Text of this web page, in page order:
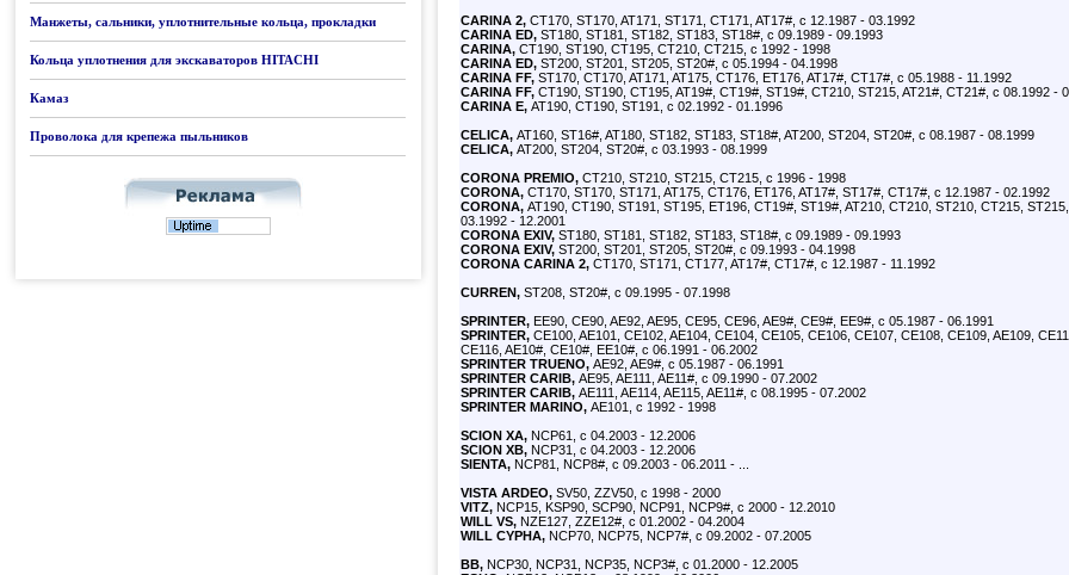
Манжеты, сальники, уплотнительные кольца, прокладки
Кольца уплотнения для экскаваторов HITACHI
Камаз
Проволока для крепежа пыльников
CARINA 2, CT170, ST170, AT171, ST171, CT171, AT17#, с 12.1987 - 03.1992
CARINA ED, ST180, ST181, ST182, ST183, ST18#, с 09.1989 - 09.1993
CARINA, CT190, ST190, CT195, CT210, CT215, с 1992 - 1998
CARINA ED, ST200, ST201, ST205, ST20#, с 05.1994 - 04.1998
CARINA FF, ST170, CT170, AT171, AT175, CT176, ET176, AT17#, CT17#, с 05.1988 - 11.1992
CARINA FF, CT190, ST190, CT195, AT19#, CT19#, ST19#, CT210, ST215, AT21#, CT21#, с 08.1992 -
CARINA E, AT190, CT190, ST191, с 02.1992 - 01.1996
CELICA, AT160, ST16#, AT180, ST182, ST183, ST18#, AT200, ST204, ST20#, с 08.1987 - 08.1999
CELICA, AT200, ST204, ST20#, с 03.1993 - 08.1999
CORONA PREMIO, CT210, ST210, ST215, CT215, с 1996 - 1998
CORONA, CT170, ST170, ST171, AT175, CT176, ET176, AT17#, ST17#, CT17#, с 12.1987 - 02.1992
CORONA, AT190, CT190, ST191, ST195, ET196, CT19#, ST19#, AT210, CT210, ST210, CT215,
03.1992 - 12.2001
CORONA EXIV, ST180, ST181, ST182, ST183, ST18#, с 09.1989 - 09.1993
CORONA EXIV, ST200, ST201, ST205, ST20#, с 09.1993 - 04.1998
CORONA CARINA 2, CT170, ST171, CT177, AT17#, CT17#, с 12.1987 - 11.1992
CURREN, ST208, ST20#, с 09.1995 - 07.1998
SPRINTER, EE90, CE90, AE92, AE95, CE95, CE96, AE9#, CE9#, EE9#, с 05.1987 - 06.1991
SPRINTER, CE100, AE101, CE102, AE104, CE104, CE105, CE106, CE107, CE108, CE109, AE109,
CE116, AE10#, CE10#, EE10#, с 06.1991 - 06.2002
SPRINTER TRUENO, AE92, AE9#, с 05.1987 - 06.1991
SPRINTER CARIB, AE95, AE111, AE11#, с 09.1990 - 07.2002
SPRINTER CARIB, AE111, AE114, AE115, AE11#, с 08.1995 - 07.2002
SPRINTER MARINO, AE101, с 1992 - 1998
SCION XA, NCP61, с 04.2003 - 12.2006
SCION XB, NCP31, с 04.2003 - 12.2006
SIENTA, NCP81, NCP8#, с 09.2003 - 06.2011 - ...
VISTA ARDEO, SV50, ZZV50, с 1998 - 2000
VITZ, NCP15, KSP90, SCP90, NCP91, NCP9#, с 2000 - 12.2010
WILL VS, NZE127, ZZE12#, с 01.2002 - 04.2004
WILL CYPHA, NCP70, NCP75, NCP7#, с 09.2002 - 07.2005
BB, NCP30, NCP31, NCP35, NCP3#, с 01.2000 - 12.2005